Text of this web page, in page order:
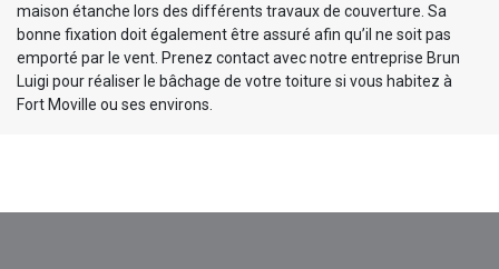
maison étanche lors des différents travaux de couverture. Sa
bonne fixation doit également être assuré afin qu’il ne soit pas
emporté par le vent. Prenez contact avec notre entreprise Brun
Luigi pour réaliser le bâchage de votre toiture si vous habitez à
Fort Moville ou ses environs.